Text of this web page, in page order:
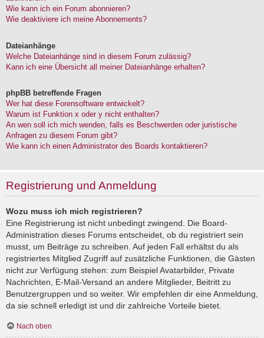
Wie kann ich ein Forum abonnieren?
Wie deaktiviere ich meine Abonnements?
Dateianhänge
Welche Dateianhänge sind in diesem Forum zulässig?
Kann ich eine Übersicht all meiner Dateianhänge erhalten?
phpBB betreffende Fragen
Wer hat diese Forensoftware entwickelt?
Warum ist Funktion x oder y nicht enthalten?
An wen soll ich mich wenden, falls es Beschwerden oder juristische
Anfragen zu diesem Forum gibt?
Wie kann ich einen Administrator des Boards kontaktieren?
Registrierung und Anmeldung
Wozu muss ich mich registrieren?
Eine Registrierung ist nicht unbedingt zwingend. Die Board-
Administration dieses Forums entscheidet, ob du registriert sein
musst, um Beiträge zu schreiben. Auf jeden Fall erhältst du als
registriertes Mitglied Zugriff auf zusätzliche Funktionen, die Gästen
nicht zur Verfügung stehen: zum Beispiel Avatarbilder, Private
Nachrichten, E-Mail-Versand an andere Mitglieder, Beitritt zu
Benutzergruppen und so weiter. Wir empfehlen dir eine Anmeldung,
da sie schnell erledigt ist und dir zahlreiche Vorteile bietet.
Nach oben